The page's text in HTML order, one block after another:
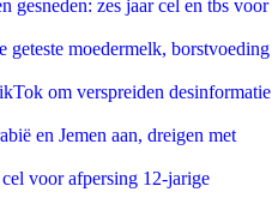
gesneden: zes jaar cel en tbs voor
moedermelk, borstvoeding
om verspreiden desinformatie
en Jemen aan, dreigen met
voor afpersing 12-jarige